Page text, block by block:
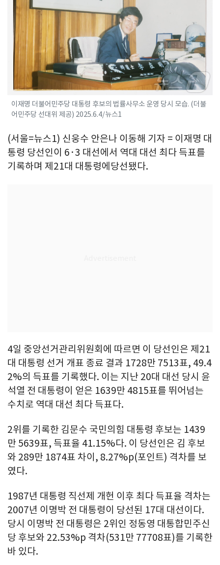
이재명 더불어민주당 대통령 후보의 법률사무소 운영 당시 모습. (더불
어민주당 선대위 제공) 2025.6.4/뉴스1
(서울=뉴스1) 신웅수 안은나 이동해 기자 = 이재명 대
통령 당선인이 6·3 대선에서 역대 대선 최다 득표를
기록하며 제21대 대통령에당선됐다.
4일 중앙선거관리위원회에 따르면 이 당선인은 제21
대 대통령 선거 개표 종료 결과 1728만 7513표, 49.4
2%의 득표를 기록했다. 이는 지난 20대 대선 당시 윤
석열 전 대통령이 얻은 1639만 4815표를 뛰어넘는
수치로 역대 대선 최다 득표다.
2위를 기록한 김문수 국민의힘 대통령 후보는 1439
만 5639표, 득표율 41.15%다. 이 당선인은 김 후보
와 289만 1874표 차이, 8.27%p(포인트) 격차를 보
였다.
1987년 대통령 직선제 개헌 이후 최다 득표율 격차는
2007년 이명박 전 대통령이 당선된 17대 대선이다.
당시 이명박 전 대통령은 2위인 정동영 대통합민주신
당 후보와 22.53%p 격차(531만 77708표)를 기록한
바 있다.